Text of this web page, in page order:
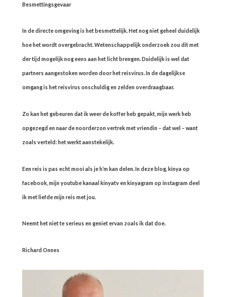
Besmettingsgevaar
In de directe omgeving is het besmettelijk. Het nog niet geheel duidelijk
hoe het wordt overgebracht. Wetenschappelijk onderzoek zou dit met
der tijd mogelijk nog eens aan het licht brengen. Duidelijk is wel dat
partners aangestoken worden door het reisvirus. In de dagelijkse
omgang is het reisvirus onschuldig en zelden overdraagbaar.
Zo kan het gebeuren dat ik weer de koffer heb gepakt, mijn werk heb
opgezegd en naar de noorderzon vertrek met vriendin – dat wel – want
zoals verteld: het werkt aanstekelijk.
Een reis is pas echt mooi als je h’m kan delen. In deze blog, kinya op
facebook, mijn youtube kanaal kinyatv en kinyagram op instagram deel
ik met liefde mijn reis met jou.
Neemt het niet te serieus en geniet ervan zoals ik dat doe.
Richard Onnes